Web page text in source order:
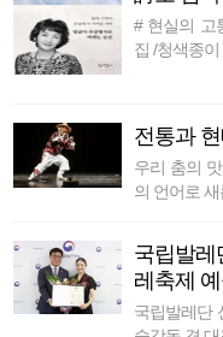
# 현실의 고
집 /청색종이
전통과
우리 춤의
의 언어로 새
국립발레
레축제
국립발레단